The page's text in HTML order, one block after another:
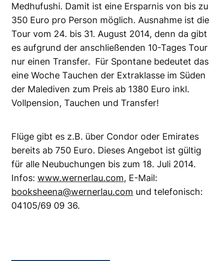
Medhufushi. Damit ist eine Ersparnis von bis zu
350 Euro pro Person möglich. Ausnahme ist die
Tour vom 24. bis 31. August 2014, denn da gibt
es aufgrund der anschließenden 10-Tages Tour
nur einen Transfer. Für Spontane bedeutet das
eine Woche Tauchen der Extraklasse im Süden
der Malediven zum Preis ab 1380 Euro inkl.
Vollpension, Tauchen und Transfer!
Flüge gibt es z.B. über Condor oder Emirates
bereits ab 750 Euro. Dieses Angebot ist gültig
für alle Neubuchungen bis zum 18. Juli 2014.
Infos: www.wernerlau.com, E-Mail:
booksheena@wernerlau.com und telefonisch:
04105/69 09 36.